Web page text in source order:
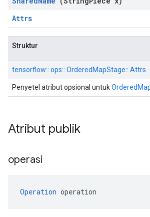
Attrs
Struktur
tensorflow:: ops:: OrderedMapStage:: Attrs
Penyetel atribut opsional untuk
Atribut publik
operasi
Operation operation